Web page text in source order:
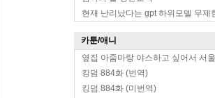
현재 난리났다는 gpt 하위모델 무제
카툰/애니
옆집 아줌마랑 야스하고 싶어서 서
킹덤 884화 (번역)
킹덤 884화 (미번역)